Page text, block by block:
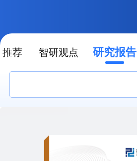
推荐 智研观点 研究报告